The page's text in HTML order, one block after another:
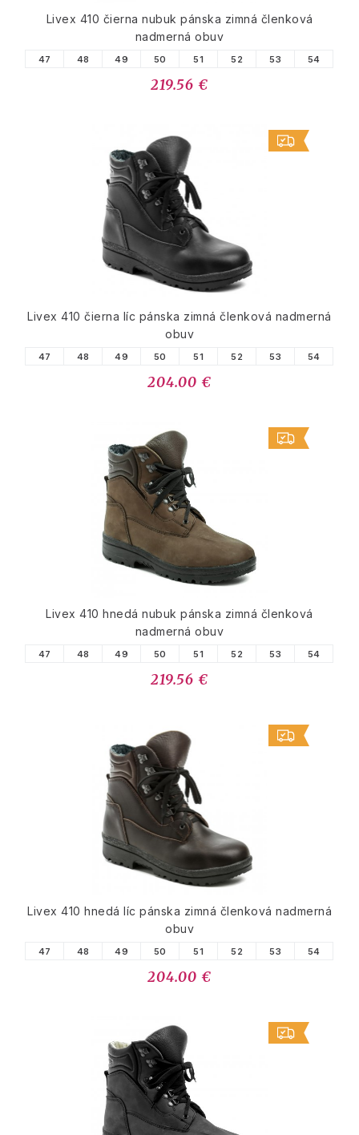
Livex 410 čierna nubuk pánska zimná členková
nadmerná obuv
47 48 49 50 51 52 53 54
219.56 €
Livex 410 čierna líc pánska zimná členková nadmerná
obuv
47 48 49 50 51 52 53 54
204.00 €
Livex 410 hnedá nubuk pánska zimná členková
nadmerná obuv
47 48 49 50 51 52 53 54
219.56 €
Livex 410 hnedá líc pánska zimná členková nadmerná
obuv
47 48 49 50 51 52 53 54
204.00 €